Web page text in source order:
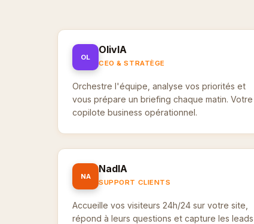
OL
OlivIA
CEO & STRATÈGE
Orchestre l'équipe, analyse vos priorités et
vous prépare un briefing chaque matin. Votre
copilote business opérationnel.
NA
NadIA
SUPPORT CLIENTS
Accueille vos visiteurs 24h/24 sur votre site,
répond à leurs questions et capture les leads